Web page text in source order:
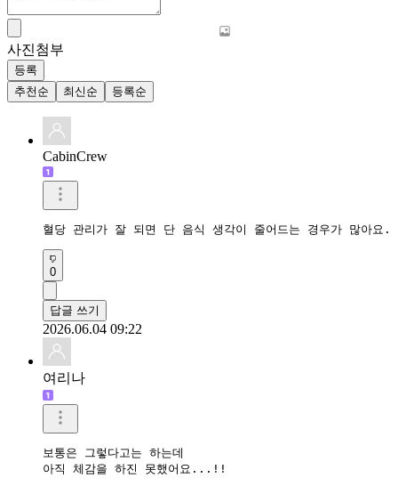
사진첨부
등록
추천순
최신순 등록순
CabinCrew
혈당 관리가 잘 되면 단 음식 생각이 줄어드는 경우가 많아요.
0
답글 쓰기
2026.06.04 09:22
여리나
보통은 그렇다고는 하는데
아직 체감을 하진 못했어요...!!